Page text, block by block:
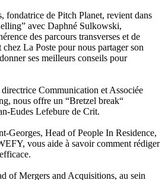
fondatrice de Pitch Planet, revient dans
avec Daphné Sulkowski,
des parcours transverses et de
La Poste pour nous partager son
ses meilleurs conseils pour
Communication et Associée
nous offre un “Bretzel break“
Eudes Lefebure de Crit.
Georges, Head of People In Residence,
vous aide à savoir comment rédiger
of Mergers and Acquisitions, au sein